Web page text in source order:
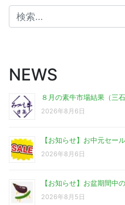
検
索:
NEWS
８月の素牛市場結果（三
2026年8月6日
【お知らせ】お中元セー
2026年8月6日
【お知らせ】お盆期間中
2026年8月5日